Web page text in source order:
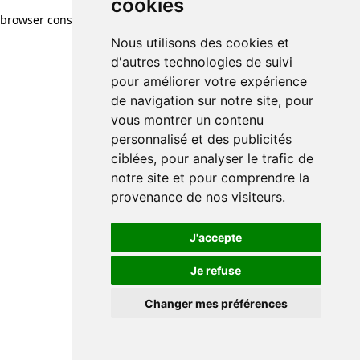
cookies
Nous utilisons des cookies et
d'autres technologies de suivi
pour améliorer votre expérience
de navigation sur notre site, pour
vous montrer un contenu
personnalisé et des publicités
ciblées, pour analyser le trafic de
notre site et pour comprendre la
provenance de nos visiteurs.
J'accepte
Je refuse
Changer mes préférences
browser console for more information)